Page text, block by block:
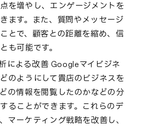
を増やし、エンゲージメントを
ます。また、質問やメッセージ
とで、顧客との距離を縮め、信
も可能です。
による改善 Googleマイビジネ
のようにして貴店のビジネスを
の情報を閲覧したのかなどの分
ることができます。これらのデ
マーケティング戦略を改善し、